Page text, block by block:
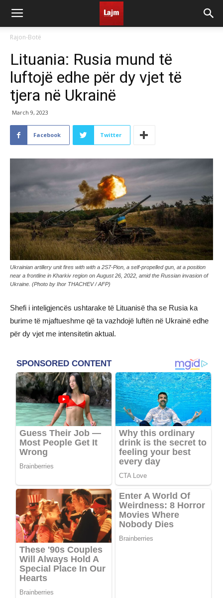
Rajon-Botë
Lituania: Rusia mund të
luftojë edhe për dy vjet të
tjera në Ukrainë
March 9, 2023
Facebook Twitter
Ukrainian artillery unit fires with with a 2S7-Pion, a self-propelled gun, at a position
near a frontline in Kharkiv region on August 26, 2022, amid the Russian invasion of
Ukraine. (Photo by Ihor THACHEV / AFP)
Shefi i inteligjencës ushtarake të Lituanisë tha se Rusia ka
burime të mjaftueshme që ta vazhdojë luftën në Ukrainë edhe
për dy vjet me intensitetin aktual.